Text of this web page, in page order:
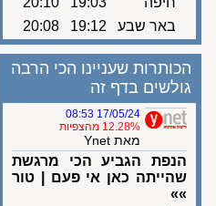
באר שבע
19:12
20:08
הכותרות שעניינו הכי הרבה
גולשים בדף זה
17/05/24 08:53
12.28% מהצפיות
מאת Ynet
הנפת הגביע הכי מרגשת
שהייתה כאן אי פעם | טור
»»